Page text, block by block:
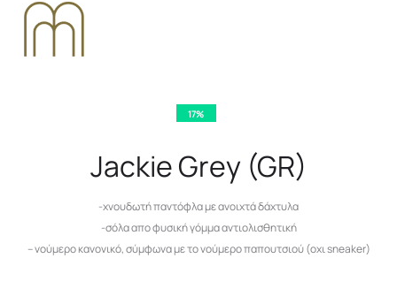
17%
Jackie Grey (GR)
-χνουδωτή παντόφλα με ανοιχτά δάχτυλα
-σόλα απο φυσική γόμμα αντιολισθητική
– νούμερο κανονικό, σύμφωνα με το νούμερο παπουτσιού (οχι sneaker)